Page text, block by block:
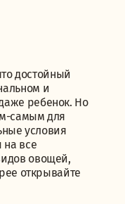
достойный
и
ребенок. Но
самым для
условия
на все
овощей,
открывайте